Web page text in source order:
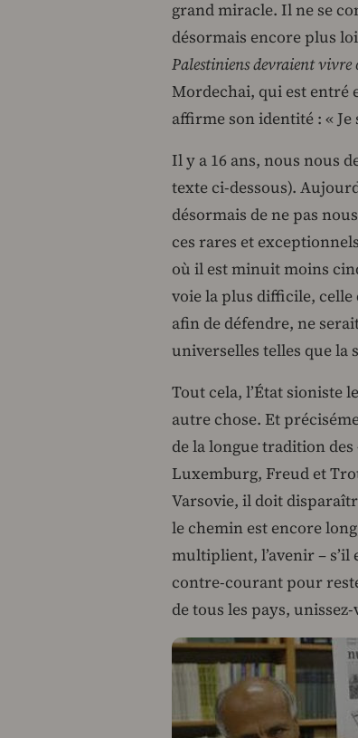
grand miracle. Il ne se
désormais encore plus
Palestiniens devraient vivre
Mordechai, qui est entré
affirme son identité : «
Il y a 16 ans, nous nous
texte ci-dessous).
désormais de ne pas
ces rares et
où il est minuit moins
voie la plus difficile, celle
afin de défendre, ne
universelles telles que la
Tout cela, l’État sioniste
autre chose. Et
de la longue tradition
Luxemburg, Freud et
Varsovie, il doit
le chemin est encore
multiplient, l’avenir – s’il
contre-courant pour
de tous les pays,